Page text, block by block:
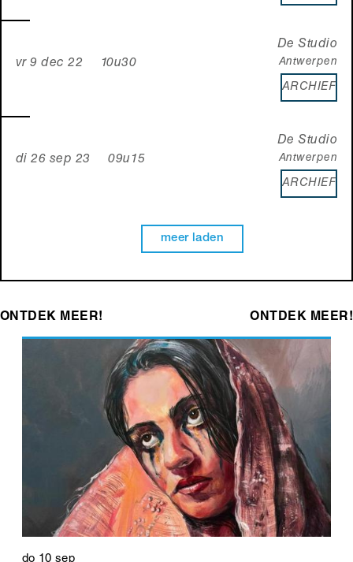
vr 9 dec 22 10u30
De Studio
Antwerpen
ARCHIEF
di 26 sep 23 09u15
De Studio
Antwerpen
ARCHIEF
meer laden
ONTDEK MEER! ONTDEK MEER!
do 10 sep